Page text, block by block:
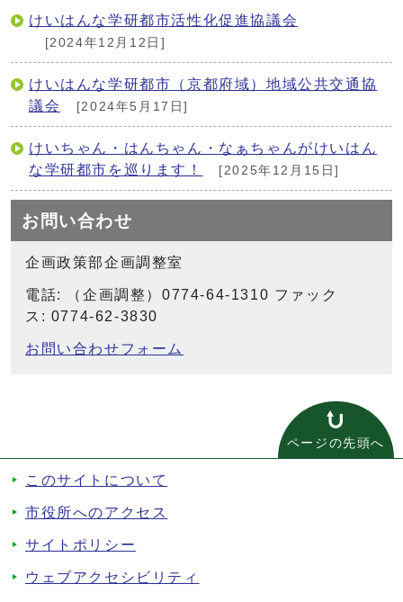
けいはんな学研都市活性化促進協議会
[2024年12月12日]
けいはんな学研都市（京都府域）地域公共交通協
議会
[2024年5月17日]
けいちゃん・はんちゃん・なぁちゃんがけいはん
な学研都市を巡ります！
[2025年12月15日]
お問い合わせ
企画政策部企画調整室
電話: （企画調整）0774-64-1310 ファック
ス: 0774-62-3830
お問い合わせフォーム
ページの先頭へ
このサイトについて
市役所へのアクセス
サイトポリシー
ウェブアクセシビリティ